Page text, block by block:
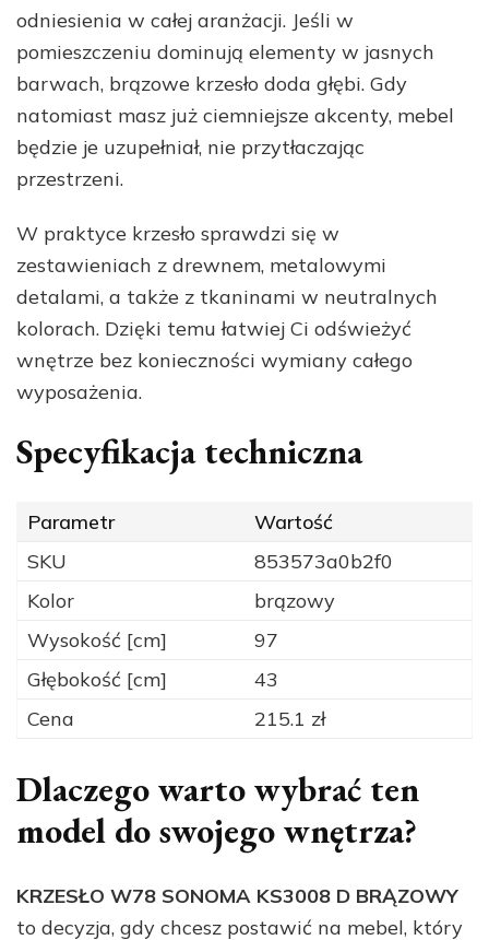
odniesienia w całej aranżacji. Jeśli w
pomieszczeniu dominują elementy w jasnych
barwach, brązowe krzesło doda głębi. Gdy
natomiast masz już ciemniejsze akcenty, mebel
będzie je uzupełniał, nie przytłaczając
przestrzeni.
W praktyce krzesło sprawdzi się w
zestawieniach z drewnem, metalowymi
detalami, a także z tkaninami w neutralnych
kolorach. Dzięki temu łatwiej Ci odświeżyć
wnętrze bez konieczności wymiany całego
wyposażenia.
Specyfikacja techniczna
Parametr
Wartość
SKU
853573a0b2f0
Kolor
brązowy
Wysokość [cm]
97
Głębokość [cm]
43
Cena
215.1 zł
Dlaczego warto wybrać ten
model do swojego wnętrza?
KRZESŁO W78 SONOMA KS3008 D BRĄZOWY
to decyzja, gdy chcesz postawić na mebel, który